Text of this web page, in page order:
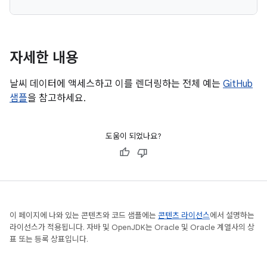
자세한 내용
날씨 데이터에 액세스하고 이를 렌더링하는 전체 예는 GitHub
샘플을 참고하세요.
도움이 되었나요?
이 페이지에 나와 있는 콘텐츠와 코드 샘플에는 콘텐츠 라이선스에서 설명하는
라이선스가 적용됩니다. 자바 및 OpenJDK는 Oracle 및 Oracle 계열사의 상
표 또는 등록 상표입니다.